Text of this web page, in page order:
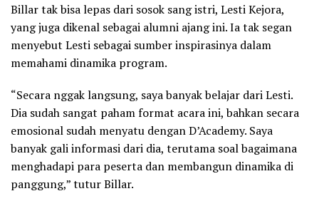
Billar tak bisa lepas dari sosok sang istri, Lesti Kejora,
yang juga dikenal sebagai alumni ajang ini. Ia tak segan
menyebut Lesti sebagai sumber inspirasinya dalam
memahami dinamika program.
“Secara nggak langsung, saya banyak belajar dari Lesti.
Dia sudah sangat paham format acara ini, bahkan secara
emosional sudah menyatu dengan D’Academy. Saya
banyak gali informasi dari dia, terutama soal bagaimana
menghadapi para peserta dan membangun dinamika di
panggung,” tutur Billar.